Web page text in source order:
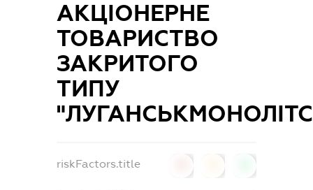
АКЦІОНЕРНЕ
ТОВАРИСТВО
ЗАКРИТОГО
ТИПУ
riskFactors.title